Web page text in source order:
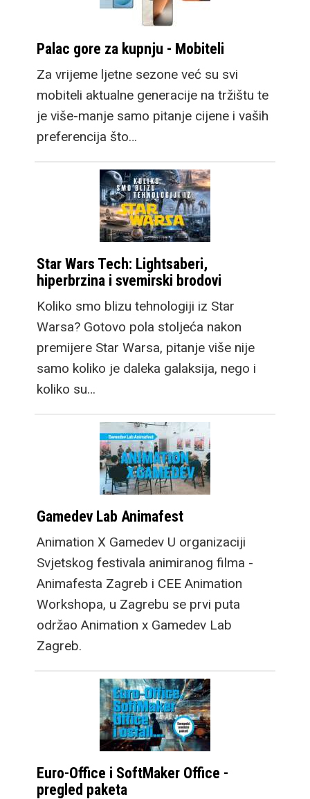
Palac gore za kupnju - Mobiteli
Za vrijeme ljetne sezone već su svi
mobiteli aktualne generacije na tržištu te
je više-manje samo pitanje cijene i vaših
preferencija što…
Star Wars Tech: Lightsaberi,
hiperbrzina i svemirski brodovi
Koliko smo blizu tehnologiji iz Star
Warsa? Gotovo pola stoljeća nakon
premijere Star Warsa, pitanje više nije
samo koliko je daleka galaksija, nego i
koliko su…
Gamedev Lab Animafest
Animation X Gamedev U organizaciji
Svjetskog festivala animiranog filma -
Animafesta Zagreb i CEE Animation
Workshopa, u Zagrebu se prvi puta
održao Animation x Gamedev Lab
Zagreb.
Euro-Office i SoftMaker Office -
pregled paketa